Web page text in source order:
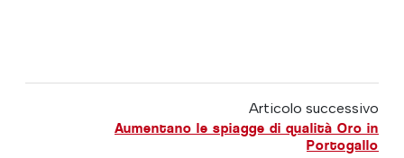
Articolo successivo
Aumentano le spiagge di qualità Oro in
Portogallo